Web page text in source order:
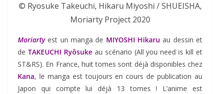
© Ryosuke Takeuchi, Hikaru Miyoshi / SHUEISHA,
Moriarty Project 2020
Moriarty est un manga de MIYOSHI Hikaru au dessin et
de TAKEUCHI Ryôsuke au scénario (All you need is kill et
ST&RS). En France, huit tomes sont déjà disponibles chez
Kana, le manga est toujours en cours de publication au
Japon qui compte lui déjà 13 tomes ! L’anime est